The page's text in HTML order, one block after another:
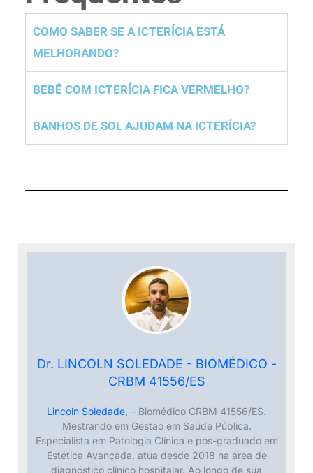
COMO SABER SE A ICTERÍCIA ESTÁ
MELHORANDO?
BEBÊ COM ICTERÍCIA FICA VERMELHO?
BANHOS DE SOL AJUDAM NA ICTERÍCIA?
Dr. LINCOLN SOLEDADE - BIOMÉDICO -
CRBM 41556/ES
Lincoln Soledade, – Biomédico CRBM 41556/ES.
Mestrando em Gestão em Saúde Pública.
Especialista em Patologia Clínica e pós-graduado em
Estética Avançada, atua desde 2018 na área de
diagnóstico clínico hospitalar. Ao longo de sua